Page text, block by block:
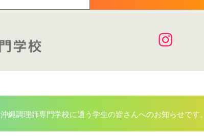
沖縄調理師専門学校に通う学生の皆さんへのお知らせです。